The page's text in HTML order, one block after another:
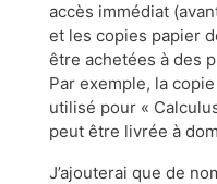
accès immédiat
et les copies papier
être achetées à des
Par exemple, la
utilisé pour «
peut être livrée à
J’ajouterai que de